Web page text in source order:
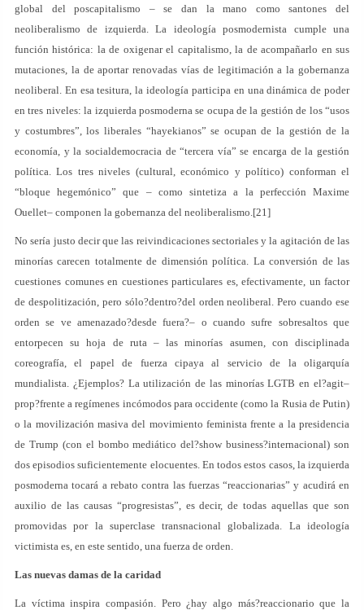
global del poscapitalismo – se dan la mano como santones del
neoliberalismo de izquierda. La ideología posmodernista cumple una
función histórica: la de oxigenar el capitalismo, la de acompañarlo en sus
mutaciones, la de aportar renovadas vías de legitimación a la gobernanza
neoliberal. En esa tesitura, la ideología participa en una dinámica de poder
en tres niveles: la izquierda posmoderna se ocupa de la gestión de los “usos
y costumbres”, los liberales “hayekianos” se ocupan de la gestión de la
economía, y la socialdemocracia de “tercera vía” se encarga de la gestión
política. Los tres niveles (cultural, económico y político) conforman el
“bloque hegemónico” que – como sintetiza a la perfección Maxime
Ouellet– componen la gobernanza del neoliberalismo.[21]
No sería justo decir que las reivindicaciones sectoriales y la agitación de las
minorías carecen totalmente de dimensión política. La conversión de las
cuestiones comunes en cuestiones particulares es, efectivamente, un factor
de despolitización, pero sólo?dentro?del orden neoliberal. Pero cuando ese
orden se ve amenazado?desde fuera?– o cuando sufre sobresaltos que
entorpecen su hoja de ruta – las minorías asumen, con disciplinada
coreografía, el papel de fuerza cipaya al servicio de la oligarquía
mundialista. ¿Ejemplos? La utilización de las minorías LGTB en el?agit–
prop?frente a regímenes incómodos para occidente (como la Rusia de Putin)
o la movilización masiva del movimiento feminista frente a la presidencia
de Trump (con el bombo mediático del?show business?internacional) son
dos episodios suficientemente elocuentes. En todos estos casos, la izquierda
posmoderna tocará a rebato contra las fuerzas “reaccionarias” y acudirá en
auxilio de las causas “progresistas”, es decir, de todas aquellas que son
promovidas por la superclase transnacional globalizada. La ideología
victimista es, en este sentido, una fuerza de orden.
Las nuevas damas de la caridad
La víctima inspira compasión. Pero ¿hay algo más?reaccionario que la